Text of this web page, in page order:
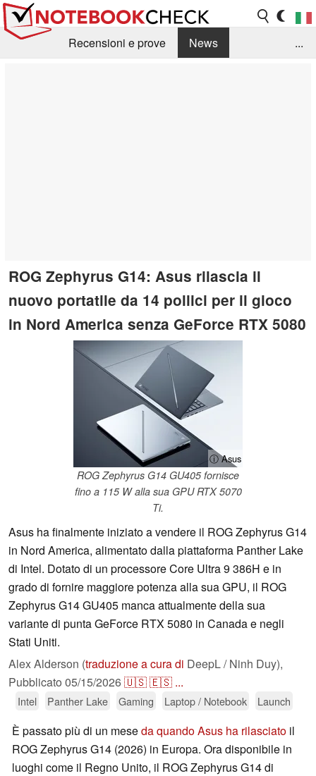
Recensioni e prove
News
...
ROG Zephyrus G14: Asus rilascia il
nuovo portatile da 14 pollici per il gioco
in Nord America senza GeForce RTX 5080
ⓘ Asus
ROG Zephyrus G14 GU405 fornisce
fino a 115 W alla sua GPU RTX 5070
Ti.
Asus ha finalmente iniziato a vendere il ROG Zephyrus G14
in Nord America, alimentato dalla piattaforma Panther Lake
di Intel. Dotato di un processore Core Ultra 9 386H e in
grado di fornire maggiore potenza alla sua GPU, il ROG
Zephyrus G14 GU405 manca attualmente della sua
variante di punta GeForce RTX 5080 in Canada e negli
Stati Uniti.
Alex Alderson (traduzione a cura di DeepL / Ninh Duy),
Pubblicato 05/15/2026🇺🇸🇪🇸 ...
Intel Panther Lake Gaming Laptop / Notebook Launch
È passato più di un meseda quando Asus ha rilasciato il
ROG Zephyrus G14 (2026) in Europa. Ora disponibile in
luoghi come il Regno Unito, il ROG Zephyrus G14 di